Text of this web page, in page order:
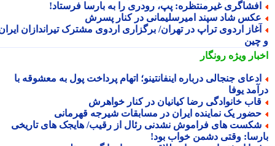
غیرمنتظره: پپ، رودری را به بارسا فرستاد!
شاد سپند امیرسلیمانی در کنار پسرش
اردوی تراپ در تهران/ برگزاری اردوی مشترک تیراندازان ایران
ویژهرونگار
جنجالی درباره اینفانتینو؛ اتهام پرداخت پول به معشوقه با
یوفا
خانوادگی رضا کیانیان در کنار خواهرش
یک نماینده ایران در مسابقات شیرجه قهرمانی
شکست‎ های فراموش نشدنی رئال از رقیب/ هایجک های تاریخی
وقتی دشمن خواب بود!